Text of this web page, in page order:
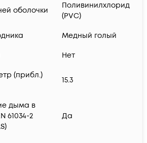
оболочки
Поливинилхлорид
(PVC)
Медный голый
Нет
(прибл.)
15.3
дыма в
61034-2
Да